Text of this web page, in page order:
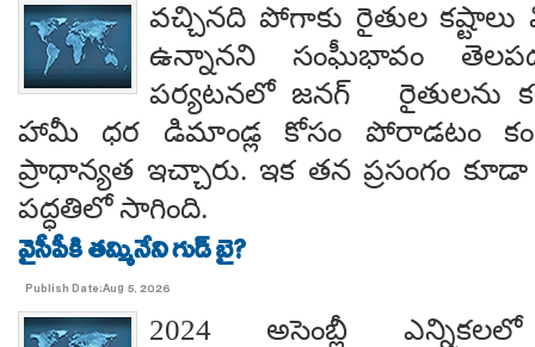
వచ్చినది పోగాకు రైతుల
ఉన్నానని సంఘీభావం
పర్యటనలో జనగ్ రైతులను
హామీ ధర డిమాండ్ల కోసం పోరాడటం
ప్రాధాన్యత ఇచ్చారు. ఇక తన ప్రసంగం కూడా
పద్ధతిలో సాగింది.
వైసీపీకి తమ్మినేని గుడ్ బై?
Publish Date:Aug 5, 2026
2024 అసెంబ్లీ